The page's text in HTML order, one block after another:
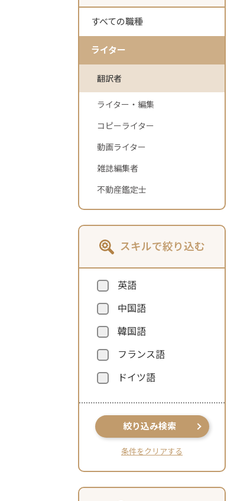
すべての職種
ライター
翻訳者
ライター・編集
コピーライター
動画ライター
雑誌編集者
不動産鑑定士
スキルで絞り込む
英語
中国語
韓国語
フランス語
ドイツ語
絞り込み検索
条件をクリアする